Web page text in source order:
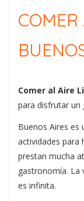
COMER
Comer al Aire
para disfrutar un
Buenos Aires es
actividades para
prestan mucha
gastronomía. La
es infinita.